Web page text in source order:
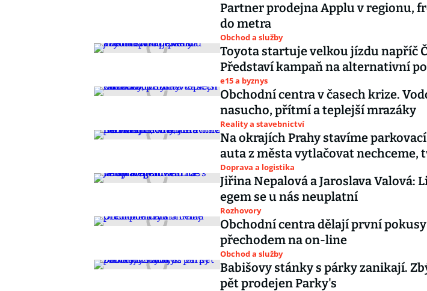
Partner prodejna Applu v regionu,
do metra
Obchod a služby
Toyota startuje velkou jízdu napříč
Představí kampaň na alternativní
e15 a byznys
Obchodní centra v časech krize.
nasucho, přítmí a teplejší mrazáky
Reality a stavebnictví
Na okrajích Prahy stavíme
auta z města vytlačovat nechceme,
Doprava a logistika
Jiřina Nepalová a Jaroslava Valová:
egem se u nás neuplatní
Rozhovory
Obchodní centra dělají první pokusy
přechodem na on-line
Obchod a služby
Babišovy stánky s párky zanikají.
pět prodejen Parky's